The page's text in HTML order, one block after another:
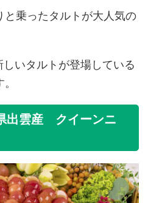
乗ったタルトが大人気の
いタルトが登場している
出雲産 クイーンニ